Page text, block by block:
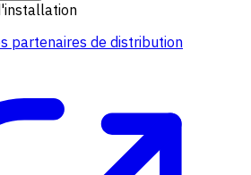
partenaires de distribution